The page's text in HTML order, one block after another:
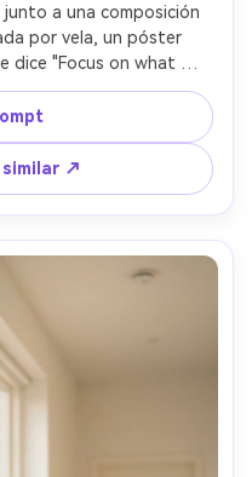
a una composición
por vela, un póster
dice "Focus on what
con tipografía dorada
pluma estilográfica y
de vela y luz suave de
composición vertical,
de papel realista,
resolución --ar 4:5
similar ↗